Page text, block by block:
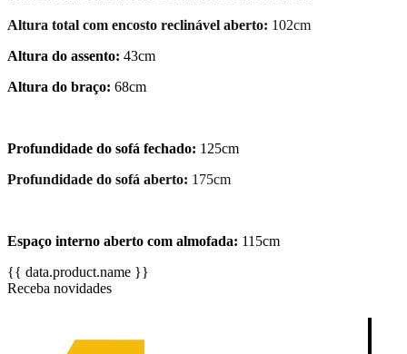
Altura total com encosto reclinável aberto: 102cm
Altura do assento: 43cm
Altura do braço: 68cm
Profundidade do sofá fechado: 125cm
Profundidade do sofá aberto: 175cm
Espaço interno aberto com almofada: 115cm
{{ data.product.name }}
Receba novidades